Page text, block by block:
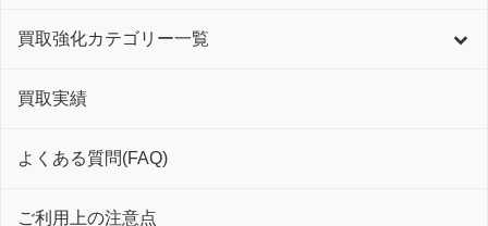
買取強化カテゴリー一覧
買取実績
よくある質問(FAQ)
ご利用上の注意点